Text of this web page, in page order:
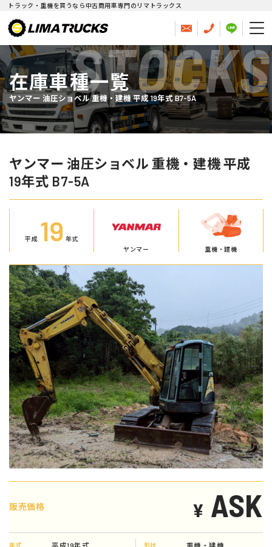
トラック・重機を買うなら中古商用車専門のリマトラックス
在庫車種一覧
ヤンマー 油圧ショベル 重機・建機 平成 19年式 B7-5A
STOCKS
ヤンマー 油圧ショベル 重機・建機 平成
19年式 B7-5A
平成 19 年式
ヤンマー
重機・建機
販売価格 ¥ ASK
年式 平成19年式 形状 重機・建機